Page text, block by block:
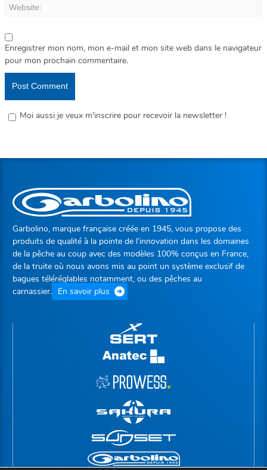
Enregistrer mon nom, mon e-mail et mon site web dans le navigateur
pour mon prochain commentaire.
Moi aussi je veux m'inscrire pour recevoir la newsletter !
Garbolino, marque française créée en 1945, vous propose des
produits de qualité à la pointe de l’innovation dans les domaines
de la pêche au coup avec des modèles 100% conçus en France,
de la truite où nous avons mis au point un système exclusif de
bagues téléréglables notamment, ou des pêches au
carnassier. En savoir plus